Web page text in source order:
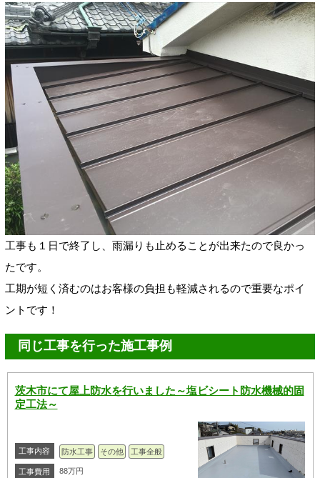
工事も１日で終了し、雨漏りも止めることが出来たので良かっ
たです。
工期が短く済むのはお客様の負担も軽減されるので重要なポイ
ントです！
同じ工事を行った施工事例
茨木市にて屋上防水を行いました～塩ビシート防水機械的固
定工法～
工事内容 防水工事 その他 工事全般
工事費用 88万円